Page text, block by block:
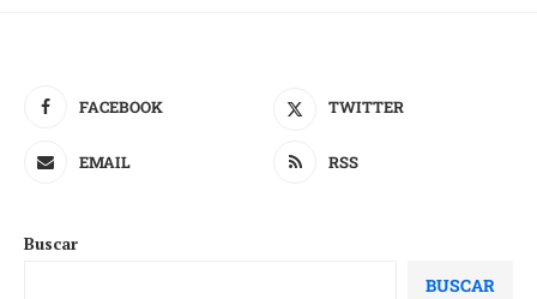
FACEBOOK TWITTER
EMAIL RSS
Buscar
BUSCAR